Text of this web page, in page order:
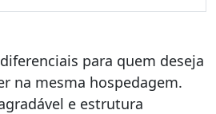
para quem deseja
na mesma hospedagem.
e estrutura